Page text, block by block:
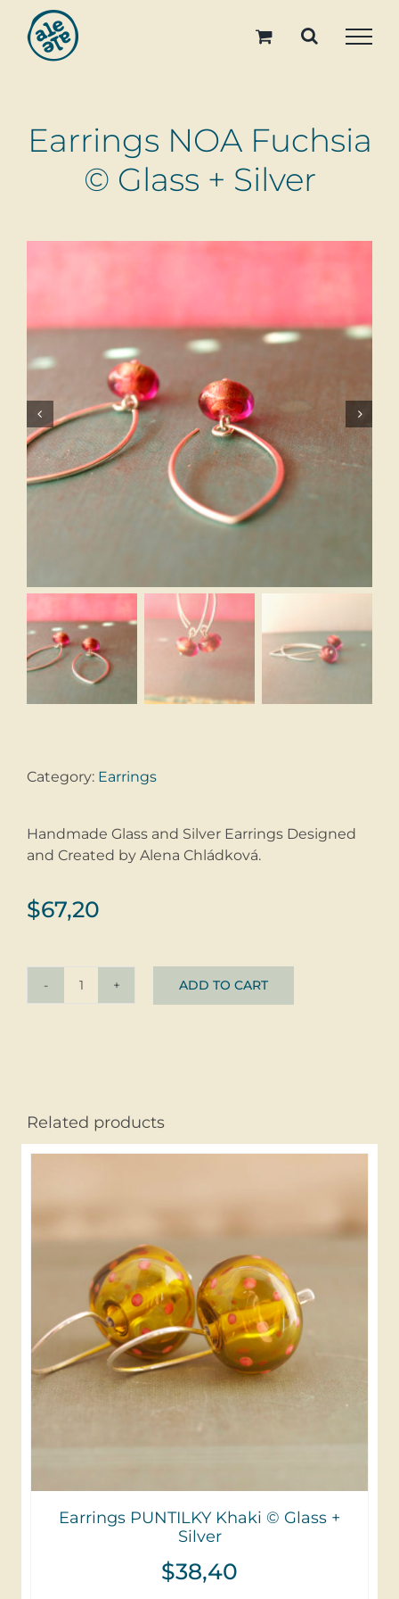
content
Earrings NOA Fuchsia
© Glass + Silver
 
$67,20
Handmade Glass and Silver Earrings Designed
and Created by Alena Chládková.
Earrings
Silver
quantity
ADD TO CART
Category: Earrings
Related products
Earrings PUNTILKY Khaki © Glass +
Silver
$38,40